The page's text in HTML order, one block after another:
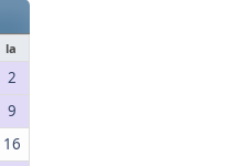
la
2
9
16